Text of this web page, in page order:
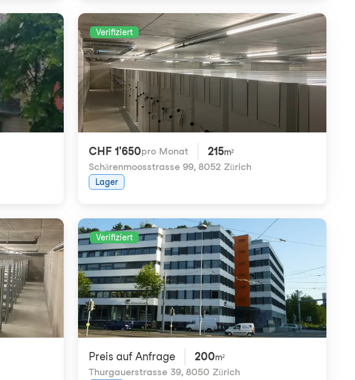
Verifiziert
CHF 1'650pro Monat 215m²
Schärenmoosstrasse 99, 8052 Zürich
Lager
Verifiziert
Preis auf Anfrage 200m²
Thurgauerstrasse 39, 8050 Zürich